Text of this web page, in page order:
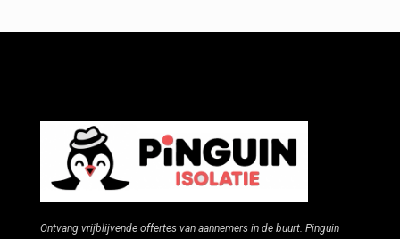
Ontvang vrijblijvende offertes van aannemers in de buurt. Pinguin